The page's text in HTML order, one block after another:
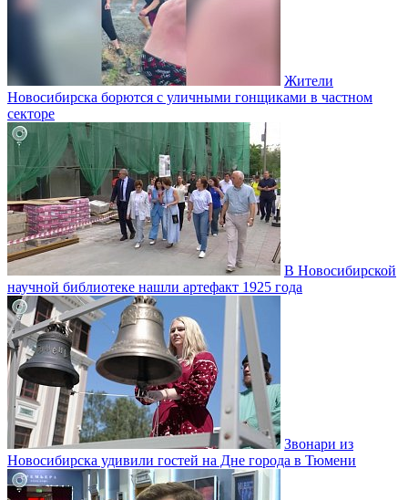
Жители
Новосибирска борются с уличными гонщиками в частном
секторе
В Новосибирской
научной библиотеке нашли артефакт 1925 года
Звонари из
Новосибирска удивили гостей на Дне города в Тюмени